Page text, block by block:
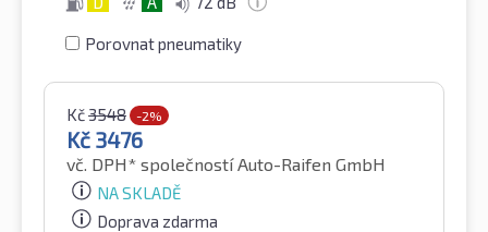
Porovnat pneumatiky
Kč3548 -2%
Kč 3476
vč. DPH* společností Auto-Raifen GmbH
NA SKLADĚ
Doprava zdarma